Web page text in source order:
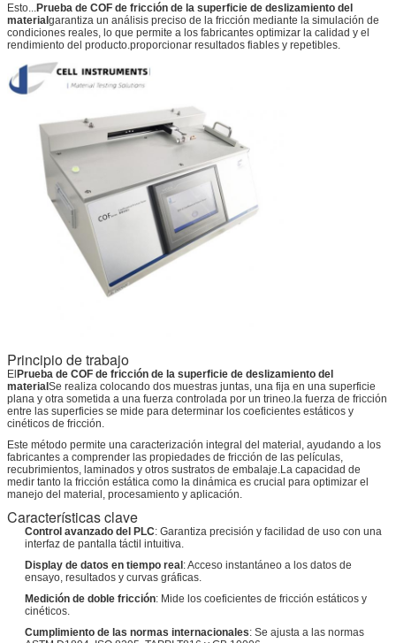
Esto...Prueba de COF de fricción de la superficie de deslizamiento del
materialgarantiza un análisis preciso de la fricción mediante la simulación de
condiciones reales, lo que permite a los fabricantes optimizar la calidad y el
rendimiento del producto.proporcionar resultados fiables y repetibles.
Principio de trabajo
ElPrueba de COF de fricción de la superficie de deslizamiento del
materialSe realiza colocando dos muestras juntas, una fija en una superficie
plana y otra sometida a una fuerza controlada por un trineo.la fuerza de fricción
entre las superficies se mide para determinar los coeficientes estáticos y
cinéticos de fricción.
Este método permite una caracterización integral del material, ayudando a los
fabricantes a comprender las propiedades de fricción de las películas,
recubrimientos, laminados y otros sustratos de embalaje.La capacidad de
medir tanto la fricción estática como la dinámica es crucial para optimizar el
manejo del material, procesamiento y aplicación.
Características clave
Control avanzado del PLC: Garantiza precisión y facilidad de uso con una
interfaz de pantalla táctil intuitiva.
Display de datos en tiempo real: Acceso instantáneo a los datos de
ensayo, resultados y curvas gráficas.
Medición de doble fricción: Mide los coeficientes de fricción estáticos y
cinéticos.
Cumplimiento de las normas internacionales: Se ajusta a las normas